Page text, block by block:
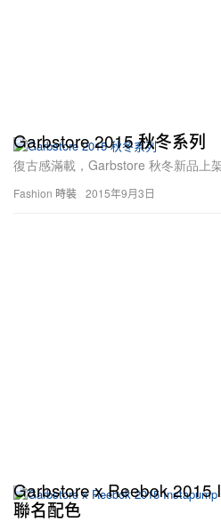
Fashion 時裝
Garbstore 2015 秋冬系列
復古感滿載，Garbstore 秋冬新品上
2015年9月3日
Garbstore x Reebok 2015
聯名配色